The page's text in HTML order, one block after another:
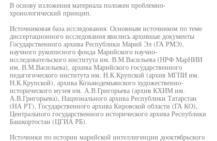
В основу изложения материала положен проблемно-
хронологический принцип.
Источниковая база исследования. Основным источником по теме
диссертационного исследования явились архивные документы
Государственного архива Республики Марий Эл (ГА РМЭ),
научного рукописного фонда Марийского научно-
исследовательского института им. В.М.Васильева (НРФ МарНИИ
им. В.М.Васильева), архива Марийского государственного
педагогического института им. Н.К.Крупской (архив МГПИ им.
Н.К.Крупской), архива Козьмодемьянского художественно-
исторического музея им. А.В.Григорьева (архив КХИМ им.
А.В.Григорьева), Национального архива Республики Татарстан
(НА РТ), Государственного архива Кировской области (ГА КО),
Центрального государственного исторического архива Республики
Башкортостан (ЦГИА РБ).
Источники по истории марийской интеллигенции дооктябрьского